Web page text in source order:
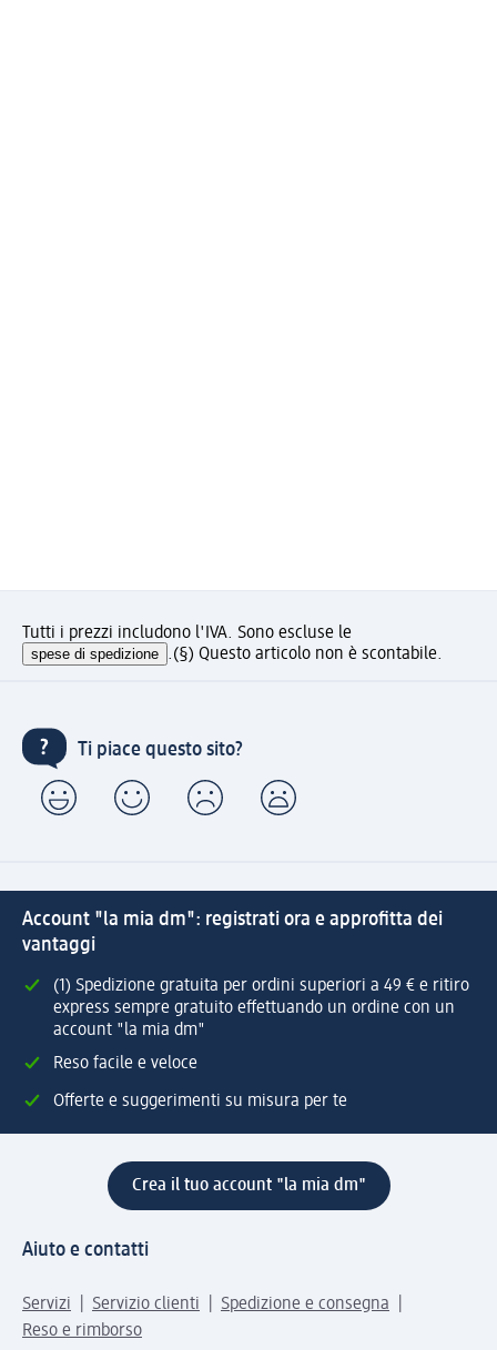
Tutti i prezzi includono l'IVA. Sono escluse le
spese di spedizione .(§) Questo articolo non è scontabile.
Ti piace questo sito?
Account "la mia dm": registrati ora e approfitta dei
vantaggi
(1) Spedizione gratuita per ordini superiori a 49 € e ritiro
express sempre gratuito effettuando un ordine con un
account "la mia dm"
Reso facile e veloce
Offerte e suggerimenti su misura per te
Crea il tuo account "la mia dm"
Aiuto e contatti
Servizi Servizio clienti
Spedizione e consegna
Reso e rimborso